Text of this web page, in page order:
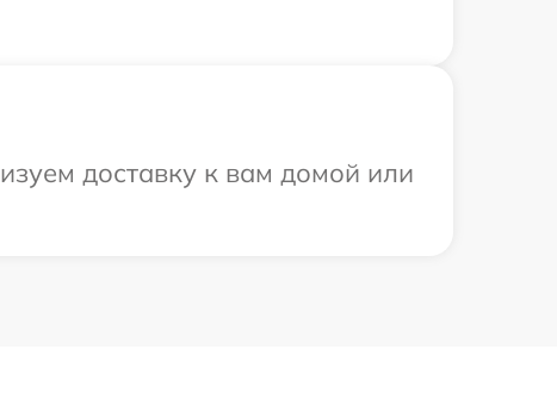
доставку к вам домой или